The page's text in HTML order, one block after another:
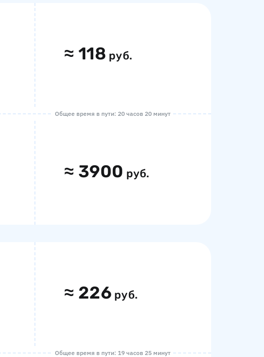
≈118 руб.
Общее время в пути: 20 часов 20 минут
≈ 3900 руб.
≈ 226 руб.
Общее время в пути: 19 часов 25 минут